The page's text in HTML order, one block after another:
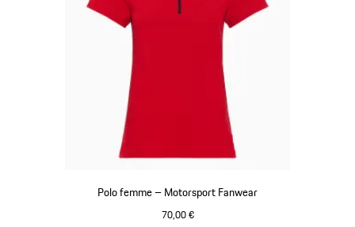
Polo femme – Motorsport Fanwear
70,00 €